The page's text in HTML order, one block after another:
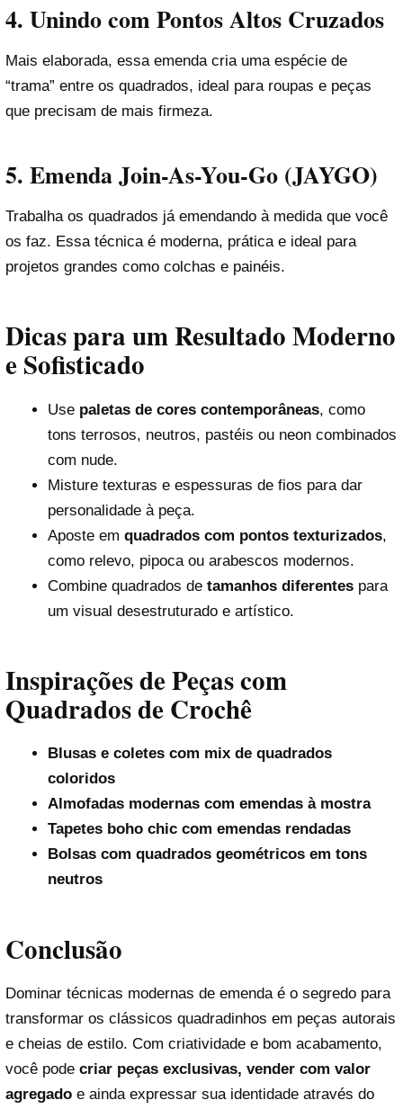
4. Unindo com Pontos Altos Cruzados
Mais elaborada, essa emenda cria uma espécie de
“trama” entre os quadrados, ideal para roupas e peças
que precisam de mais firmeza.
5. Emenda Join-As-You-Go (JAYGO)
Trabalha os quadrados já emendando à medida que você
os faz. Essa técnica é moderna, prática e ideal para
projetos grandes como colchas e painéis.
Dicas para um Resultado Moderno
e Sofisticado
Use paletas de cores contemporâneas, como
tons terrosos, neutros, pastéis ou neon combinados
com nude.
Misture texturas e espessuras de fios para dar
personalidade à peça.
Aposte em quadrados com pontos texturizados,
como relevo, pipoca ou arabescos modernos.
Combine quadrados de tamanhos diferentespara
um visual desestruturado e artístico.
Inspirações de Peças com
Quadrados de Crochê
Blusas e coletes com mix de quadrados
coloridos
Almofadas modernas com emendas à mostra
Tapetes boho chic com emendas rendadas
Bolsas com quadrados geométricos em tons
neutros
Conclusão
Dominar técnicas modernas de emenda é o segredo para
transformar os clássicos quadradinhos em peças autorais
e cheias de estilo. Com criatividade e bom acabamento,
você pode criar peças exclusivas, vender com valor
agregado e ainda expressar sua identidade através do